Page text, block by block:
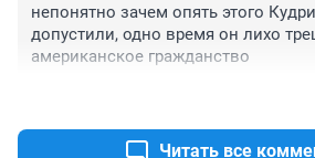
непонятно зачем опять этого
допустили, одно время он лихо
американское гражданство
Читать все